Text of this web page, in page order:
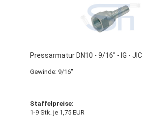
Pressarmatur DN10 - 9/16" - IG - JIC
Gewinde: 9/16"
Staffelpreise:
1-9 Stk. je 1,75 EUR